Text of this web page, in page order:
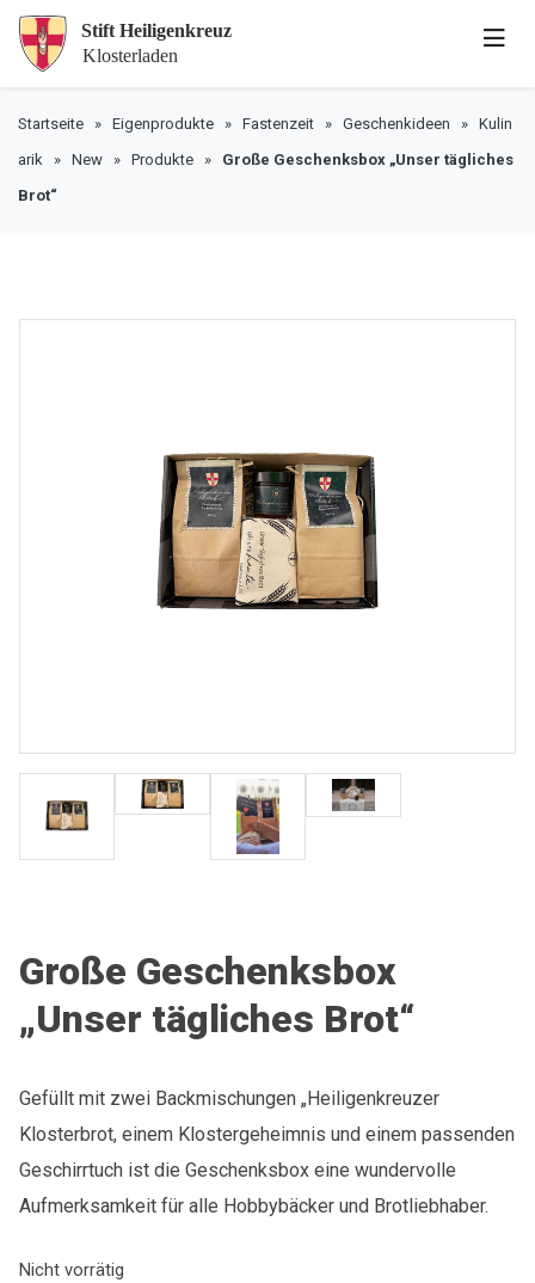
Startseite » Eigenprodukte » Fastenzeit » Geschenkideen » Kulin
arik » New » Produkte » Große Geschenksbox „Unser tägliches
Brot“
Große Geschenksbox
„Unser tägliches Brot“
Gefüllt mit zwei Backmischungen „Heiligenkreuzer
Klosterbrot, einem Klostergeheimnis und einem passenden
Geschirrtuch ist die Geschenksbox eine wundervolle
Aufmerksamkeit für alle Hobbybäcker und Brotliebhaber.
Nicht vorrätig